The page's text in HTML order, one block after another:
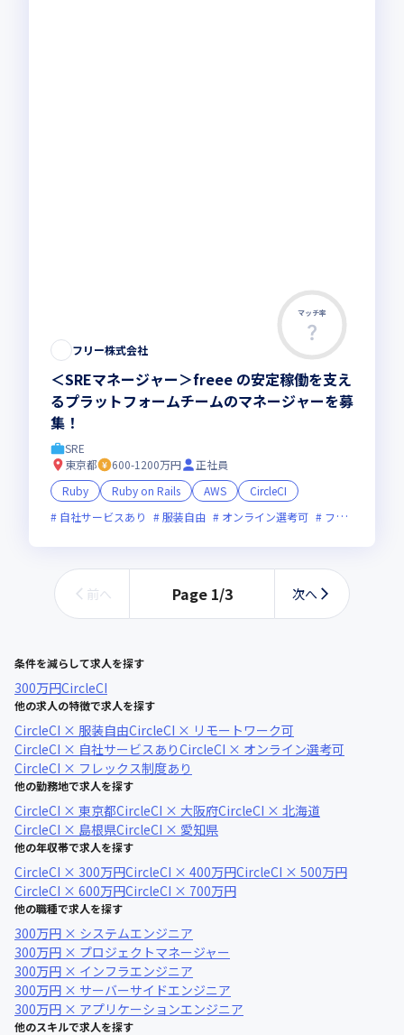
マッチ率
フリー株式会社
＜SREマネージャー＞freee の安定稼働を支え
るプラットフォームチームのマネージャーを募
集！
SRE
東京都
600-1200万円
正社員
Ruby
Ruby on Rails AWS
CircleCI
自社サービスあり
服装自由 オンライン選考可 フレックス制度あり
前へ Page 1/3 次へ
条件を減らして求人を探す
300万円CircleCI
他の求人の特徴で求人を探す
CircleCI × 服装自由CircleCI × リモートワーク可
CircleCI × 自社サービスありCircleCI × オンライン選考可
CircleCI × フレックス制度あり
他の勤務地で求人を探す
CircleCI × 東京都CircleCI × 大阪府CircleCI × 北海道
CircleCI × 島根県CircleCI × 愛知県
他の年収帯で求人を探す
CircleCI × 300万円CircleCI × 400万円CircleCI × 500万円
CircleCI × 600万円CircleCI × 700万円
他の職種で求人を探す
300万円 × システムエンジニア
300万円 × プロジェクトマネージャー
300万円 × インフラエンジニア
300万円 × サーバーサイドエンジニア
300万円 × アプリケーションエンジニア
他のスキルで求人を探す